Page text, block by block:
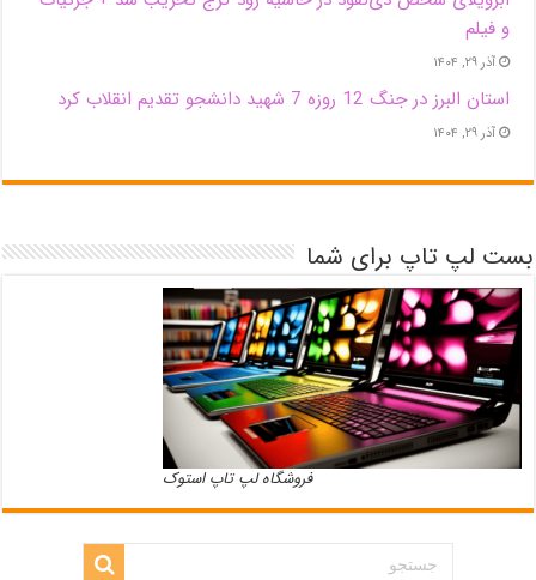
و فیلم
آذر ۲۹, ۱۴۰۴
استان البرز در جنگ 12 روزه 7 شهید دانشجو تقدیم انقلاب کرد
آذر ۲۹, ۱۴۰۴
بست لپ تاپ برای شما
فروشگاه لپ تاپ استوک